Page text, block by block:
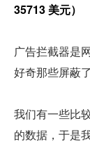
35713 美元）
广告拦截器是
好奇那些屏蔽
我们有一些比
的数据，于是